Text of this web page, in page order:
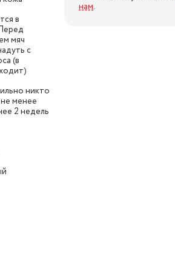
в
мяч
с
(в
никто
менее
2 недель
нам.